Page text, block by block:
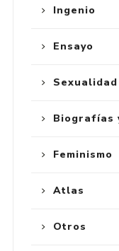
Ingenio
Ensayo
Sexualidad
Biografías
Feminismo
Atlas
Otros